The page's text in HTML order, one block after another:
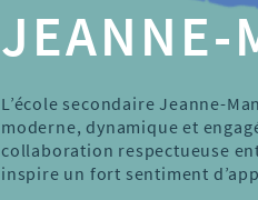
JEANNE-
L’école secondaire Jeanne-
moderne, dynamique et
collaboration respectueuse
inspire un fort sentiment